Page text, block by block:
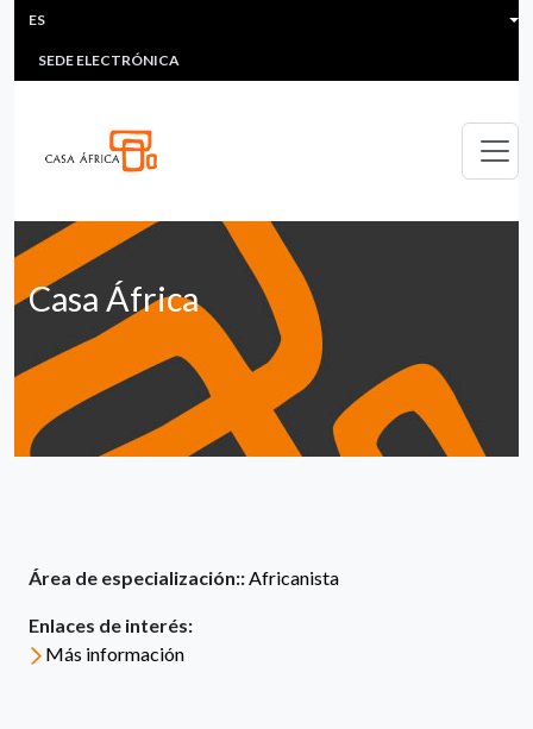
Pasar al contenido principal
HEADER MENU
MULTIMEDIA
SEDE ELECTRÓNICA
ES
Casa África
Área de especialización::Africanista
Enlaces de interés:
Más información